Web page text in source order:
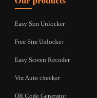
Easy Sim Unlocker
Free Sim Unlocker
Easy Screen Recoder
Vin Auto checker
QR Code Generator